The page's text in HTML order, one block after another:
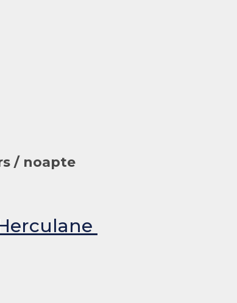
/ noapte